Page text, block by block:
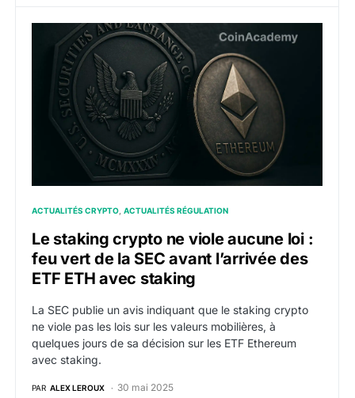
Le staking crypto ne viole aucune loi : feu vert de la
ACTUALITÉS CRYPTO ACTUALITÉS RÉGULATION
Le staking crypto ne viole aucune loi :
feu vert de la SEC avant l’arrivée des
ETF ETH avec staking
La SEC publie un avis indiquant que le staking crypto
ne viole pas les lois sur les valeurs mobilières, à
quelques jours de sa décision sur les ETF Ethereum
avec staking.
PAR ALEX LEROUX 30 mai 2025